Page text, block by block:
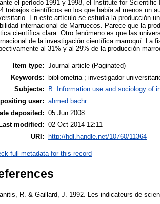
el período 1991 y 1998, el Institute for
trabajos científicos en los que había al menos un
En este artículo se estudia la producción
internacional de Marruecos. Parece que la
científica clara. Otro fenómeno es que las
de la investigación científica marroquí. La
al 31% y al 29% de la producción
Item type: Journal article (Paginated)
Keywords:
bibliometria ; investigador
Subjects:
B. Information use and sociology of
user: ahmed bachr
deposited: 05 Jun 2008
Last modified: 02 Oct 2014 12:11
URI:
http://hdl.handle.net/10760/11364
full metadata for this record
R. & Gaillard, J. 1992. Les indicateurs de